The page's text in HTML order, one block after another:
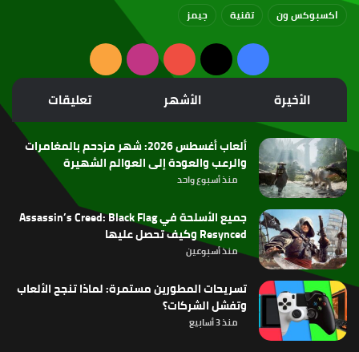
اكسبوكس ون
تقنية جيمز
فيسبوك
‫X
‫YouTubeانستقرامملخص
الموقع
RSS
الأخيرة الأشهر تعليقات
ألعاب أغسطس 2026: شهر مزدحم بالمغامرات
والرعب والعودة إلى العوالم الشهيرة
منذ أسبوع واحد
جميع الأسلحة في Assassin’s Creed: Black Flag
Resynced وكيف تحصل عليها
منذ أسبوعين
تسريحات المطورين مستمرة: لماذا تنجح الألعاب
وتفشل الشركات؟
منذ 3 أسابيع